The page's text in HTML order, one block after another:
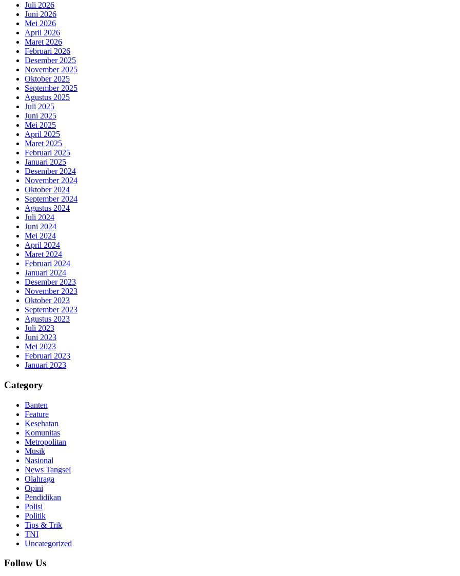
Juli 2026
Juni 2026
Mei 2026
April 2026
Maret 2026
Februari 2026
Desember 2025
November 2025
Oktober 2025
September 2025
Agustus 2025
Juli 2025
Juni 2025
Mei 2025
April 2025
Maret 2025
Februari 2025
Januari 2025
Desember 2024
November 2024
Oktober 2024
September 2024
Agustus 2024
Juli 2024
Juni 2024
Mei 2024
April 2024
Maret 2024
Februari 2024
Januari 2024
Desember 2023
November 2023
Oktober 2023
September 2023
Agustus 2023
Juli 2023
Juni 2023
Mei 2023
Februari 2023
Januari 2023
Category
Banten
Feature
Kesehatan
Komunitas
Metropolitan
Musik
Nasional
News Tangsel
Olahraga
Opini
Pendidikan
Polisi
Politik
Tips & Trik
TNI
Uncategorized
Follow Us